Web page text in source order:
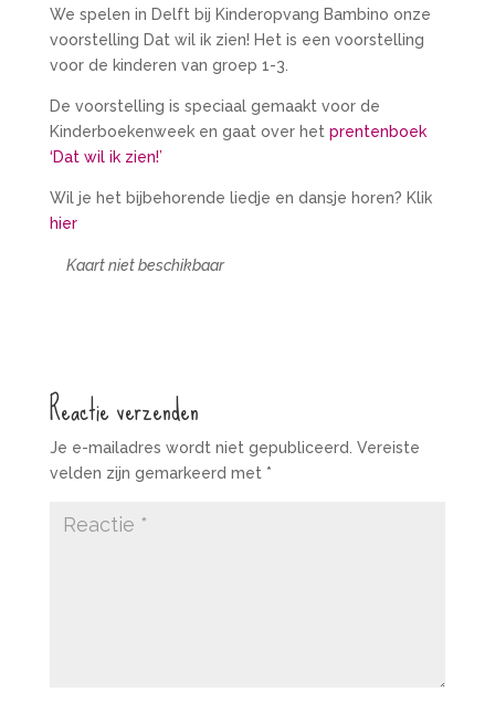
We spelen in Delft bij Kinderopvang Bambino onze
voorstelling Dat wil ik zien! Het is een voorstelling
voor de kinderen van groep 1-3.
De voorstelling is speciaal gemaakt voor de
Kinderboekenweek en gaat over het prentenboek
‘Dat wil ik zien!’
Wil je het bijbehorende liedje en dansje horen? Klik
hier
Kaart niet beschikbaar
Reactie verzenden
Je e-mailadres wordt niet gepubliceerd. Vereiste
velden zijn gemarkeerd met *